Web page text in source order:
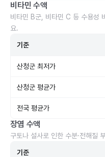
비타민 수액
비타민 B군, 비타민 C 등 수용성
요.
기준
산청군 최저가
산청군 평균가
전국 평균가
장염 수액
구토나 설사로 인한 수분·전해질
기준